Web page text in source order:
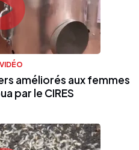
VIDÉO
améliorés aux femmes
par le CIRES